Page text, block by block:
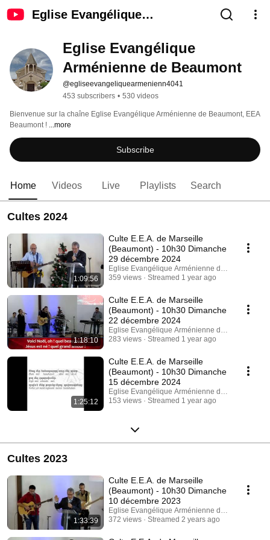
Eglise Evangélique
Eglise Evangélique
Arménienne de Beaumont
@egliseevangeliquearmenienn4041
453 subscribers • 530 videos
Bienvenue sur la chaîne Eglise Evangélique Arménienne de Beaumont, EEA
Beaumont ! ...more
Subscribe
Home Videos Live Playlists Search
Cultes 2024
1:09:56
Culte E.E.A. de Marseille
(Beaumont) - 10h30 Dimanche
29 décembre 2024
Eglise Evangélique Arménienne de Beaumont
359 views
Streamed 1 year ago
1:18:10
Culte E.E.A. de Marseille
(Beaumont) - 10h30 Dimanche
22 décembre 2024
Eglise Evangélique Arménienne de Beaumont
283 views
Streamed 1 year ago
1:25:12
Culte E.E.A. de Marseille
(Beaumont) - 10h30 Dimanche
15 décembre 2024
Eglise Evangélique Arménienne de Beaumont
153 views
Streamed 1 year ago
Cultes 2023
1:33:39
Culte E.E.A. de Marseille
(Beaumont) - 10h30 Dimanche
10 décembre 2023
Eglise Evangélique Arménienne de Beaumont
372 views
Streamed 2 years ago